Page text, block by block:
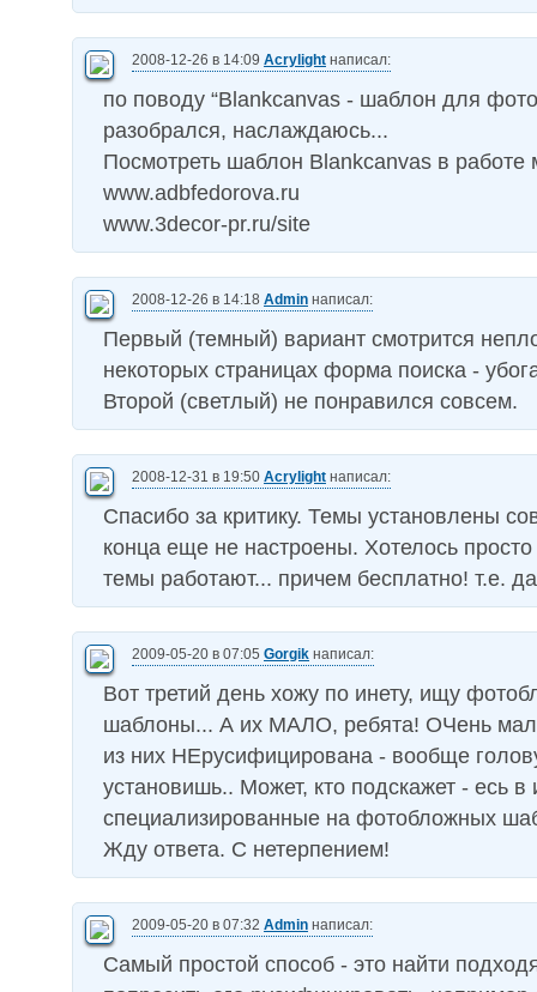
2008-12-26 в 14:09 Acrylight написал:
по поводу “Blankcanvas - шаблон для
разобрался, наслаждаюсь...
Посмотреть шаблон Blankcanvas в работе
www.adbfedorova.ru
www.3decor-pr.ru/site
2008-12-26 в 14:18 Admin написал:
Первый (темный) вариант смотрится
некоторых страницах форма поиска -
Второй (светлый) не понравился совсем.
2008-12-31 в 19:50 Acrylight написал:
Спасибо за критику. Темы установлены
конца еще не настроены. Хотелось просто
темы работают... причем бесплатно! т.е.
2009-05-20 в 07:05 Gorgik написал:
Вот третий день хожу по инету, ищу
шаблоны... А их МАЛО, ребята! ОЧень
из них НЕрусифицирована - вообще
установишь.. Может, кто подскажет - есь в
специализированные на фотобложных
Жду ответа. С нетерпением!
2009-05-20 в 07:32 Admin написал:
Самый простой способ - это найти